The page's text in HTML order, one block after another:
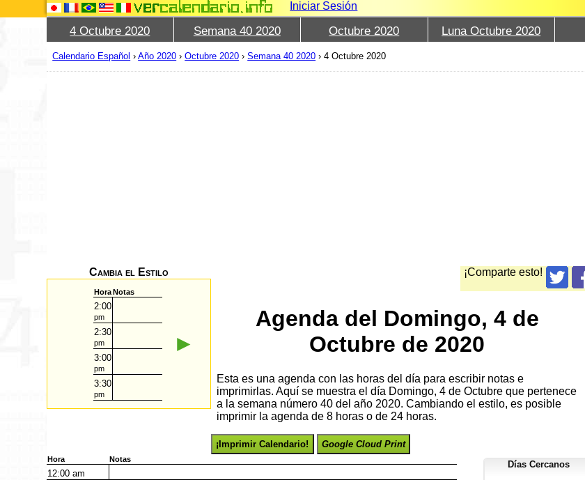
Iniciar Sesión
4 Octubre 2020 Semana 40 2020 Octubre 2020 Luna Octubre 2020
Calendario Español ›Año 2020 ›Octubre 2020 ›Semana 40 2020 ›4 Octubre 2020
¡Comparte esto!
Cambia el Estilo
HoraNotas
2:00
pm
2:30
pm
3:00
pm
3:30
pm
►
Agenda del Domingo, 4 de
Octubre de 2020
Esta es una agenda con las horas del día para escribir notas e
imprimirlas. Aquí se muestra el día Domingo, 4 de Octubre que pertenece
a la semana número 40 del año 2020. Cambiando el estilo, es posible
imprimir la agenda de 8 horas o de 24 horas.
¡Imprimir Calendario! Google Cloud Print
Hora Notas
12:00am
Días Cercanos